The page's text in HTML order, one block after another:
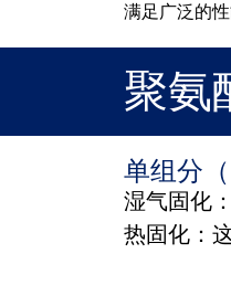
满足广泛的
聚氨
单组分
湿气固化
热固化：